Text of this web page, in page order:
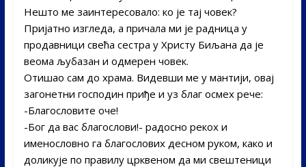
Нешто ме заинтересовало: ко је тај човек?
Пријатно изгледа, а причала ми је радница у
продавници свећа сестра у Христу Биљана да је
веома љубазан и одмерен човек.
Отишао сам до храма. Видевши ме у мантији, овај
загонетни господин приђе и уз благ осмех рече:
-Благословите оче!
-Бог да вас благослови!- радосно рекох и
именословно га благослових десном руком, како и
доликује по правилу црквеном да ми свештеници